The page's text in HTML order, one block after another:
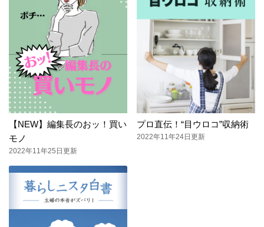
【NEW】編集長のおッ！買い
モノ
2022年11年25日更新
プロ直伝！“目ウロコ”収納術
2022年11年24日更新